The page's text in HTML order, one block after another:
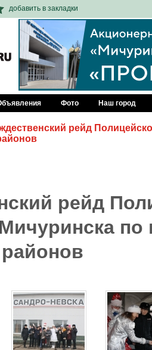
добавить в закладки
Фото Наш город
рейд
рейд
по